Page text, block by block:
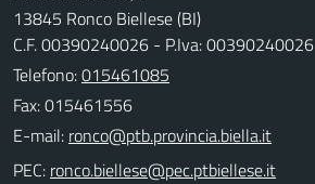
13845 Ronco Biellese (BI)
C.F. 00390240026 - P.Iva: 00390240026
Telefono:015461085
Fax: 015461556
E-mail:
PEC: